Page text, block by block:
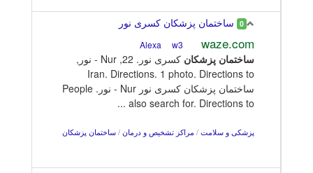
0 ساختمان پزشکان کسری نور
waze.com
w3
ساختمان پزشکان
کسری نور. 22, Nur - نور,
Iran. Directions. 1 photo. Directions to
ساختمان پزشکان کسری نور Nur - نور. People
also search for. Directions to ...
پزشکی و سلامت / مراکز تشخیص و درمان / ساختمان پزشکان